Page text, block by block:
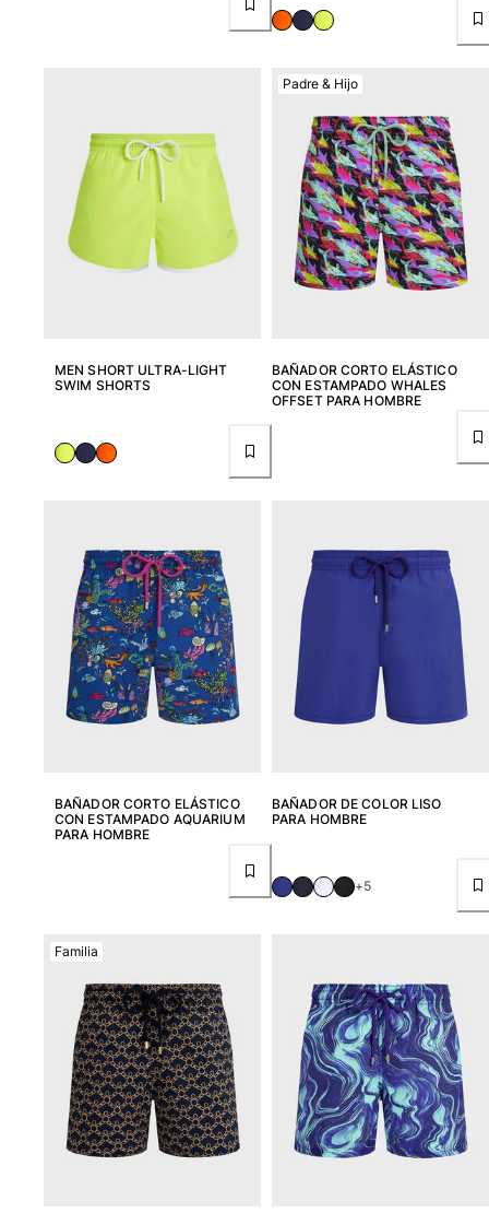
MEN SHORT ULTRA-LIGHT
SWIM SHORTS
BAÑADOR CORTO ELÁSTICO
CON ESTAMPADO WHALES
OFFSET PARA HOMBRE
Padre & Hijo
BAÑADOR CORTO ELÁSTICO
CON ESTAMPADO AQUARIUM
PARA HOMBRE
BAÑADOR DE COLOR LISO
PARA HOMBRE
+5
Familia